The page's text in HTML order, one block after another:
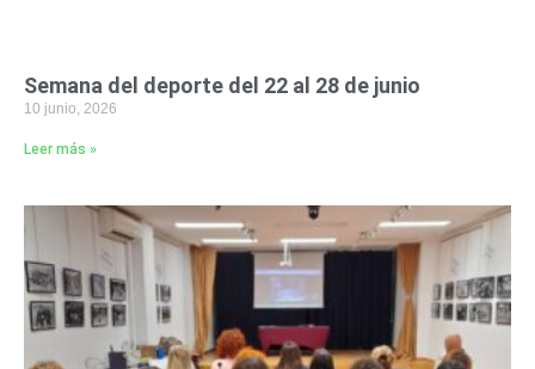
Semana del deporte del 22 al 28 de junio
10 junio, 2026
Leer más »